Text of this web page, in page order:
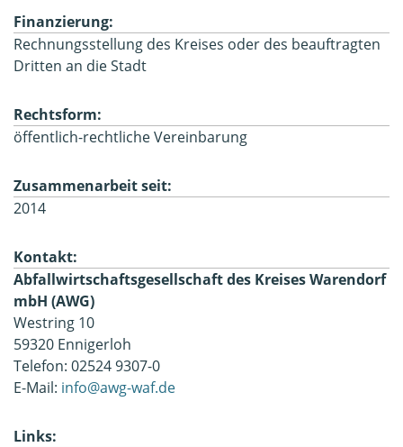
Finanzierung:
Rechnungsstellung des Kreises oder des beauftragten
Dritten an die Stadt
Rechtsform:
öffentlich-rechtliche Vereinbarung
Zusammenarbeit seit:
2014
Kontakt:
Abfallwirtschaftsgesellschaft des Kreises Warendorf
mbH (AWG)
Westring 10
59320 Ennigerloh
Telefon: 02524 9307-0
E-Mail: info@awg-waf.de
Links: